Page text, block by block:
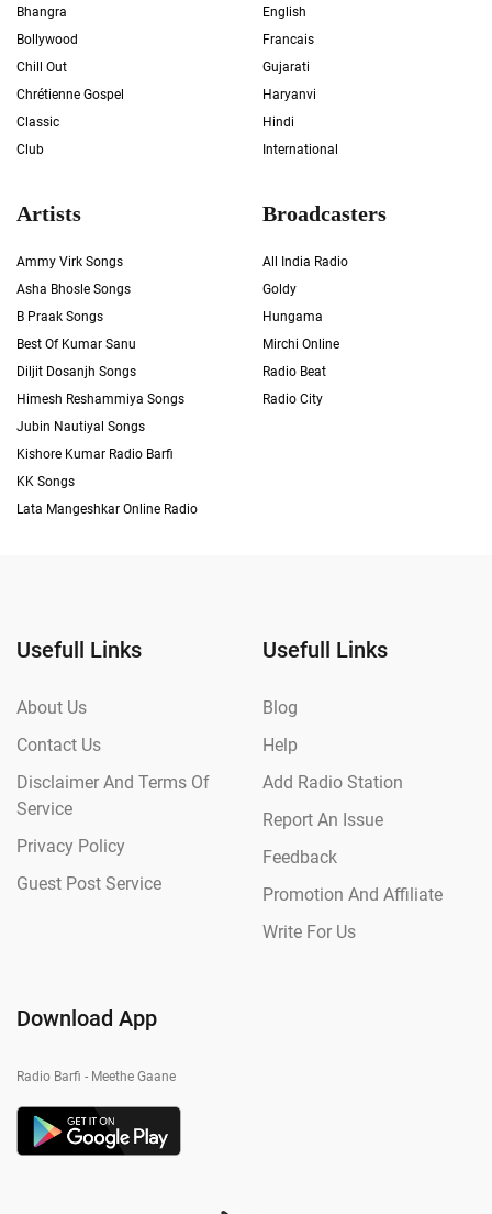
Bhangra
Bollywood
Chill Out
Chrétienne Gospel
Classic
Club
English
Francais
Gujarati
Haryanvi
Hindi
International
Artists
Ammy Virk Songs
Asha Bhosle Songs
B Praak Songs
Best Of Kumar Sanu
Diljit Dosanjh Songs
Himesh Reshammiya Songs
Jubin Nautiyal Songs
Kishore Kumar Radio Barfi
KK Songs
Lata Mangeshkar Online Radio
Broadcasters
All India Radio
Goldy
Hungama
Mirchi Online
Radio Beat
Radio City
Usefull Links
About Us
Contact Us
Disclaimer And Terms Of
Service
Privacy Policy
Guest Post Service
Usefull Links
Blog
Help
Add Radio Station
Report An Issue
Feedback
Promotion And Affiliate
Write For Us
Download App
Radio Barfi - Meethe Gaane